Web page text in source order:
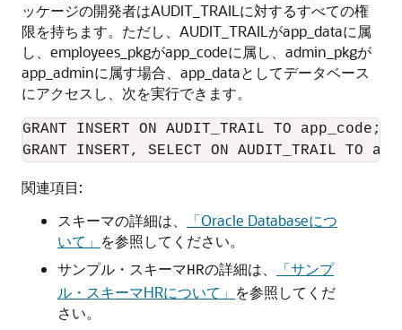
ッケージの開発者はAUDIT_TRAILに対するすべての権
限を持ちます。ただし、AUDIT_TRAILがapp_dataに属
し、employees_pkgがapp_codeに属し、admin_pkgが
app_adminに属す場合、app_dataとしてデータベース
にアクセスし、次を実行できます。
GRANT INSERT ON AUDIT_TRAIL TO app_code;
GRANT INSERT, SELECT ON AUDIT_TRAIL TO
関連項目:
スキーマの詳細は、
「Oracle Databaseにつ
いて」 を参照してください。
サンプル・スキーマHRの詳細は、
「サンプ
ル・スキーマHRについて」 を参照してくだ
さい。